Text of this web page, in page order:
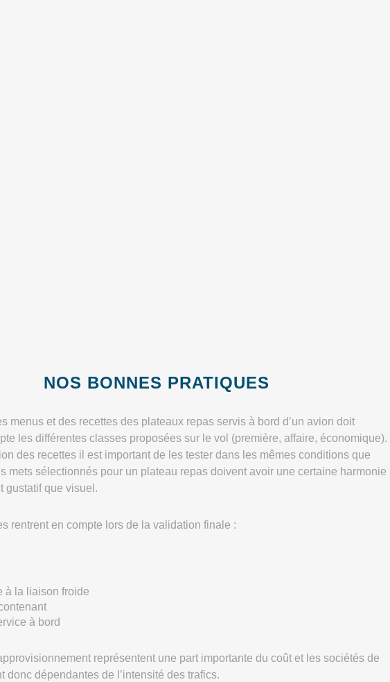
NOS BONNES PRATIQUES
menus et des recettes des plateaux repas servis à bord d’un avion doit
les différentes classes proposées sur le vol (première, affaire, économique).
des recettes il est important de les tester dans les mêmes conditions que
mets sélectionnés pour un plateau repas doivent avoir une certaine harmonie
gustatif que visuel.
rentrent en compte lors de la validation finale :
à la liaison froide
à bord
représentent une part importante du coût et les sociétés de
donc dépendantes de l’intensité des trafics.